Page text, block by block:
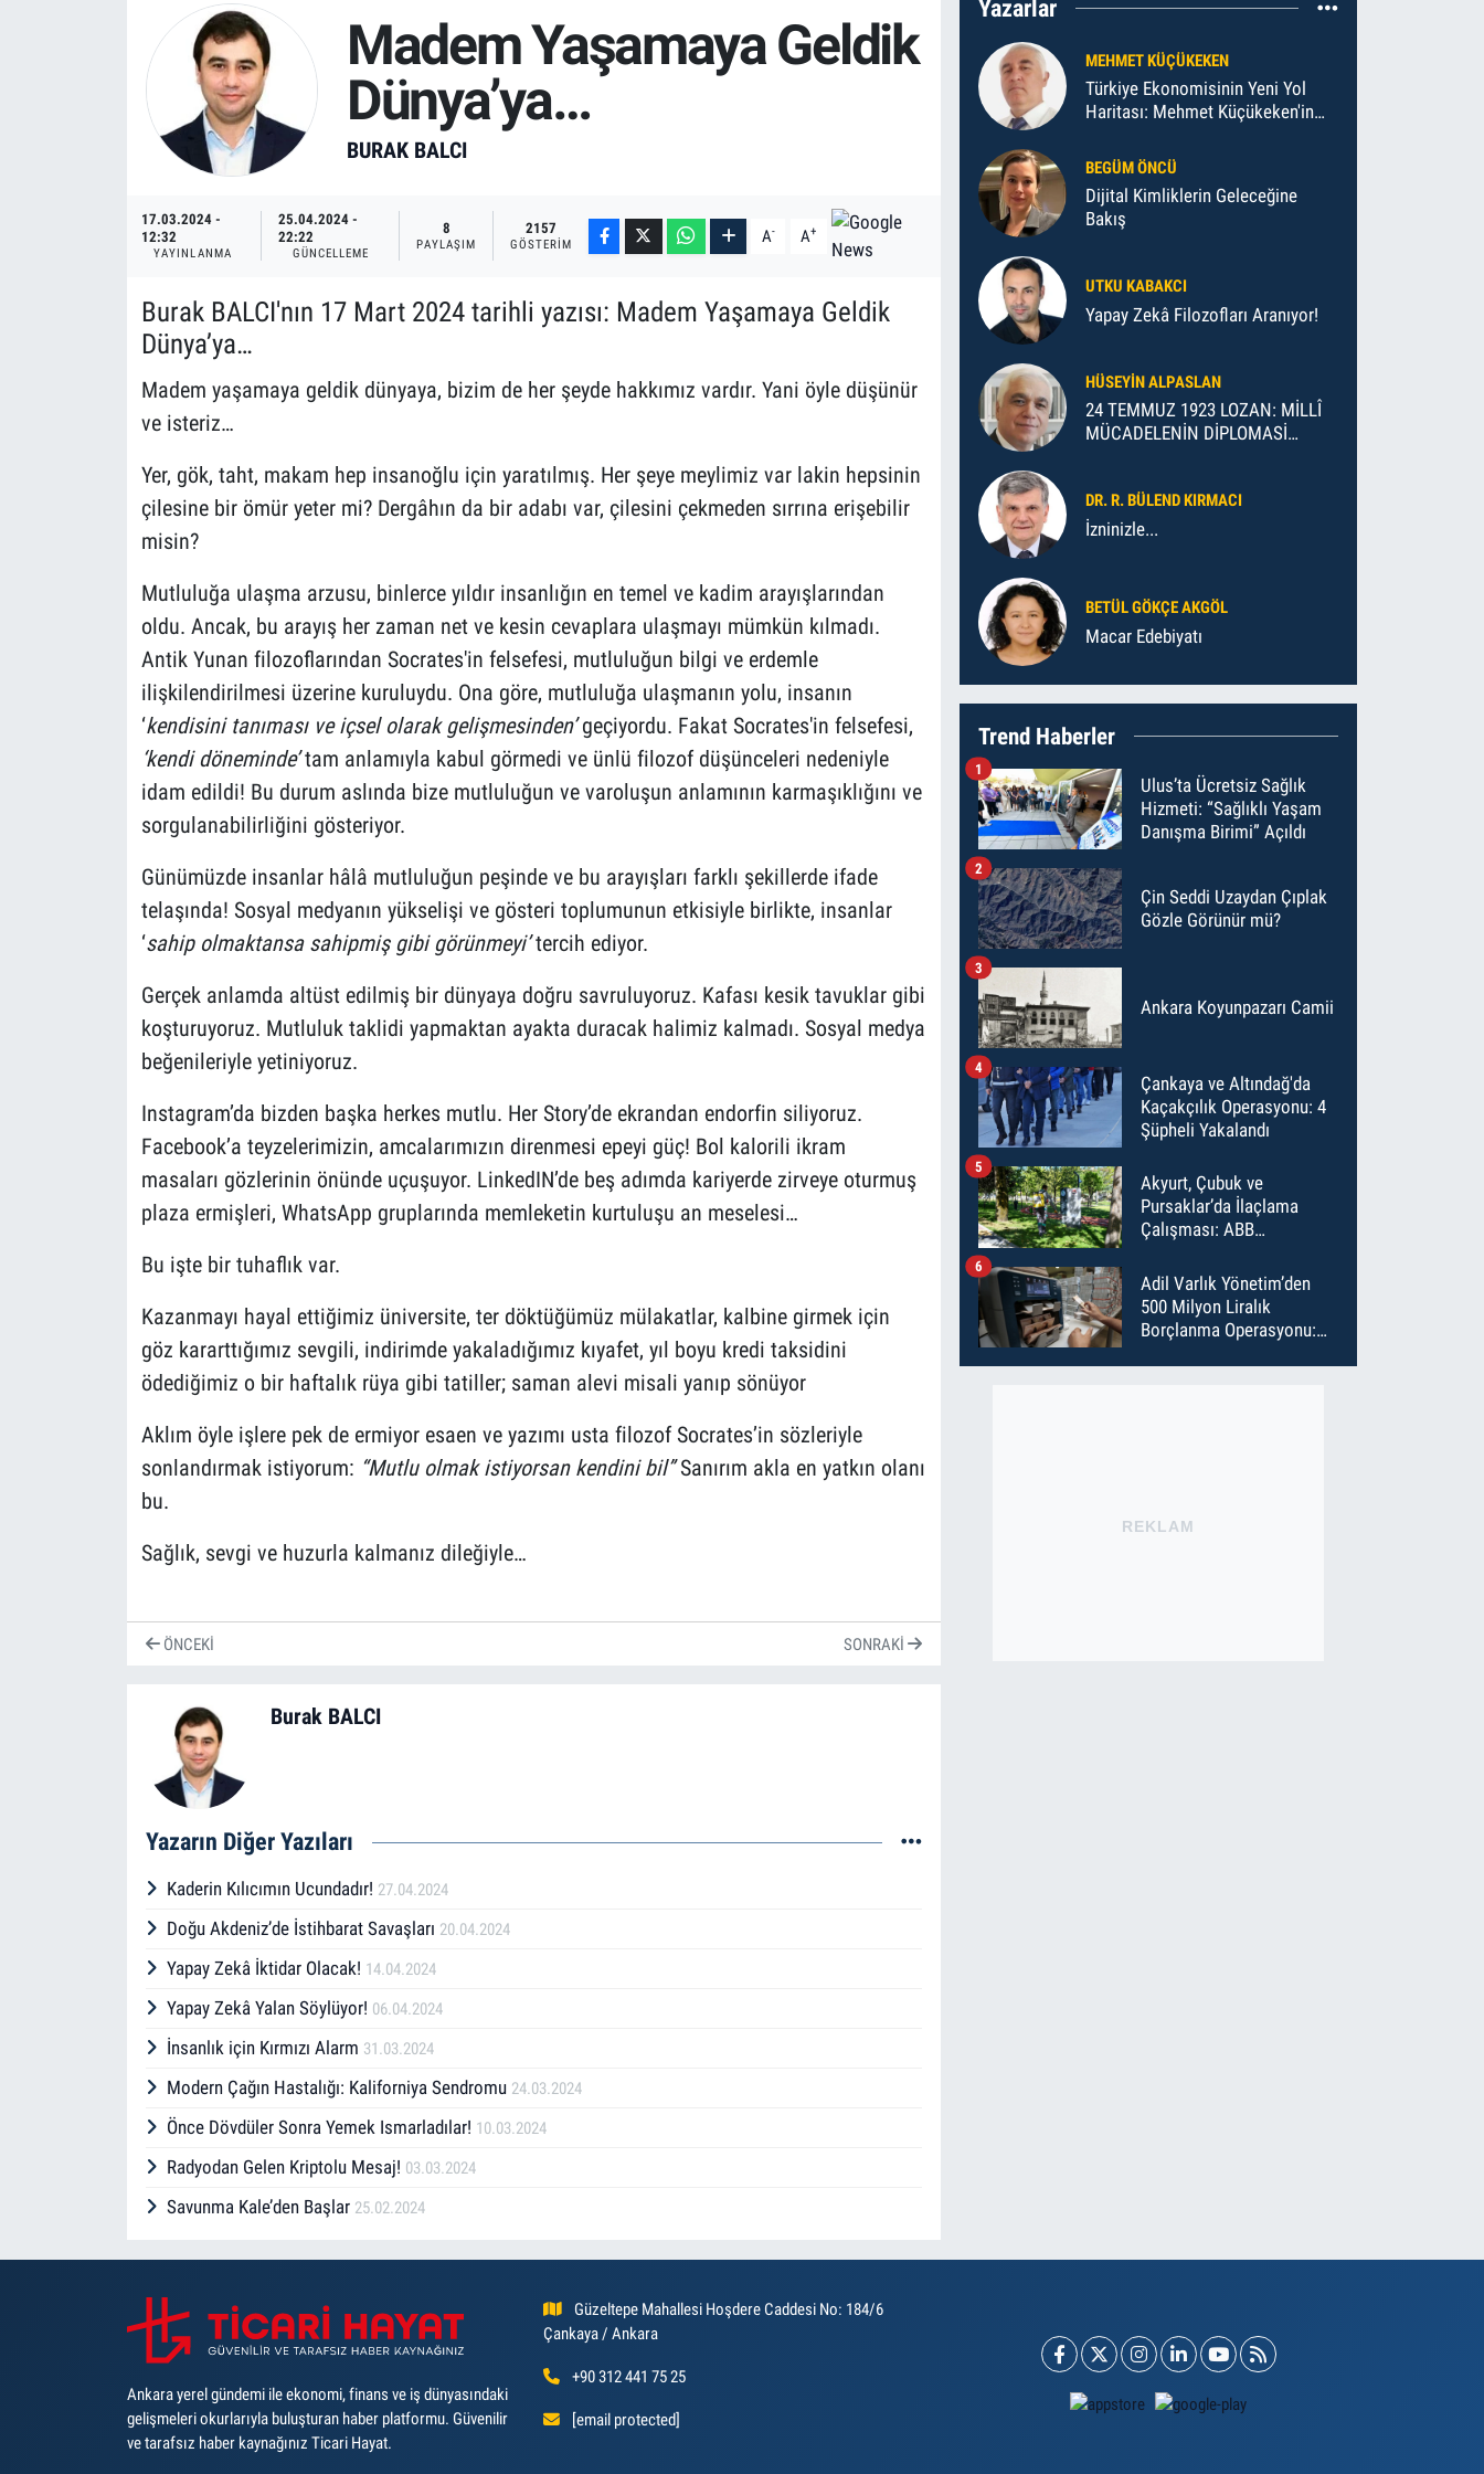
Madem Yaşamaya Geldik
Dünya’ya…
BURAK BALCI
17.03.2024 -
12:32
YAYINLANMA
25.04.2024 -
22:22
GÜNCELLEME
8
PAYLAŞIM
2157
GÖSTERIM A- A+
Burak BALCI'nın 17 Mart 2024 tarihli yazısı: Madem Yaşamaya Geldik
Dünya’ya…
Madem yaşamaya geldik dünyaya, bizim de her şeyde hakkımız vardır. Yani öyle düşünür
ve isteriz…
Yer, gök, taht, makam hep insanoğlu için yaratılmış. Her şeye meylimiz var lakin hepsinin
çilesine bir ömür yeter mi? Dergâhın da bir adabı var, çilesini çekmeden sırrına erişebilir
misin?
Mutluluğa ulaşma arzusu, binlerce yıldır insanlığın en temel ve kadim arayışlarından
oldu. Ancak, bu arayış her zaman net ve kesin cevaplara ulaşmayı mümkün kılmadı.
Antik Yunan filozoflarından Socrates'in felsefesi, mutluluğun bilgi ve erdemle
ilişkilendirilmesi üzerine kuruluydu. Ona göre, mutluluğa ulaşmanın yolu, insanın
‘kendisini tanıması ve içsel olarak gelişmesinden’geçiyordu. Fakat Socrates'in felsefesi,
‘kendi döneminde’tam anlamıyla kabul görmedi ve ünlü filozof düşünceleri nedeniyle
idam edildi! Bu durum aslında bize mutluluğun ve varoluşun anlamının karmaşıklığını ve
sorgulanabilirliğini gösteriyor.
Günümüzde insanlar hâlâ mutluluğun peşinde ve bu arayışları farklı şekillerde ifade
telaşında! Sosyal medyanın yükselişi ve gösteri toplumunun etkisiyle birlikte, insanlar
‘sahip olmaktansa sahipmiş gibi görünmeyi’tercih ediyor.
Gerçek anlamda altüst edilmiş bir dünyaya doğru savruluyoruz. Kafası kesik tavuklar gibi
koşturuyoruz. Mutluluk taklidi yapmaktan ayakta duracak halimiz kalmadı. Sosyal medya
beğenileriyle yetiniyoruz.
Instagram’da bizden başka herkes mutlu. Her Story’de ekrandan endorfin siliyoruz.
Facebook’a teyzelerimizin, amcalarımızın direnmesi epeyi güç! Bol kalorili ikram
masaları gözlerinin önünde uçuşuyor. LinkedIN’de beş adımda kariyerde zirveye oturmuş
plaza ermişleri, WhatsApp gruplarında memleketin kurtuluşu an meselesi…
Bu işte bir tuhaflık var.
Kazanmayı hayal ettiğimiz üniversite, ter döktüğümüz mülakatlar, kalbine girmek için
göz kararttığımız sevgili, indirimde yakaladığımız kıyafet, yıl boyu kredi taksidini
ödediğimiz o bir haftalık rüya gibi tatiller; saman alevi misali yanıp sönüyor
Aklım öyle işlere pek de ermiyor esaen ve yazımı usta filozof Socrates’in sözleriyle
sonlandırmak istiyorum: “Mutlu olmak istiyorsan kendini bil”Sanırım akla en yatkın olanı
bu.
Sağlık, sevgi ve huzurla kalmanız dileğiyle…
ÖNCEKI SONRAKI
Burak BALCI
Yazarın Diğer Yazıları
Kaderin Kılıcımın Ucundadır! 27.04.2024
Doğu Akdeniz’de İstihbarat Savaşları 20.04.2024
Yapay Zekâ İktidar Olacak! 14.04.2024
Yapay Zekâ Yalan Söylüyor! 06.04.2024
İnsanlık için Kırmızı Alarm 31.03.2024
Modern Çağın Hastalığı: Kaliforniya Sendromu 24.03.2024
Önce Dövdüler Sonra Yemek Ismarladılar! 10.03.2024
Radyodan Gelen Kriptolu Mesaj! 03.03.2024
Savunma Kale’den Başlar 25.02.2024
Yazarlar
MEHMET KÜÇÜKEKEN
Türkiye Ekonomisinin Yeni Yol
Haritası: Mehmet Küçükeken'in
BEGÜM ÖNCÜ
Dijital Kimliklerin Geleceğine
Bakış
UTKU KABAKCI
Yapay Zekâ Filozofları Aranıyor!
HÜSEYIN ALPASLAN
24 TEMMUZ 1923 LOZAN: MİLLÎ
MÜCADELENİN DİPLOMASİ
DR. R. BÜLEND KIRMACI
İzninizle...
BETÜL GÖKÇE AKGÖL
Macar Edebiyatı
Trend Haberler
Ulus’ta Ücretsiz Sağlık
Hizmeti: “Sağlıklı Yaşam
Danışma Birimi” Açıldı
1
Çin Seddi Uzaydan Çıplak
Gözle Görünür mü?
2
Ankara Koyunpazarı Camii
3
Çankaya ve Altındağ'da
Kaçakçılık Operasyonu: 4
Şüpheli Yakalandı
4
Akyurt, Çubuk ve
Pursaklar’da İlaçlama
Çalışması: ABB
İlaçladı
5
Adil Varlık Yönetim’den
500 Milyon Liralık
Borçlanma Operasyonu:
6
REKLAM
Ankara yerel gündemi ile ekonomi, finans ve iş dünyasındaki
gelişmeleri okurlarıyla buluşturan haber platformu. Güvenilir
ve tarafsız haber kaynağınız Ticari Hayat.
Güzeltepe Mahallesi Hoşdere Caddesi No: 184/6
Çankaya / Ankara
+90 312 441 75 25
[email protected]